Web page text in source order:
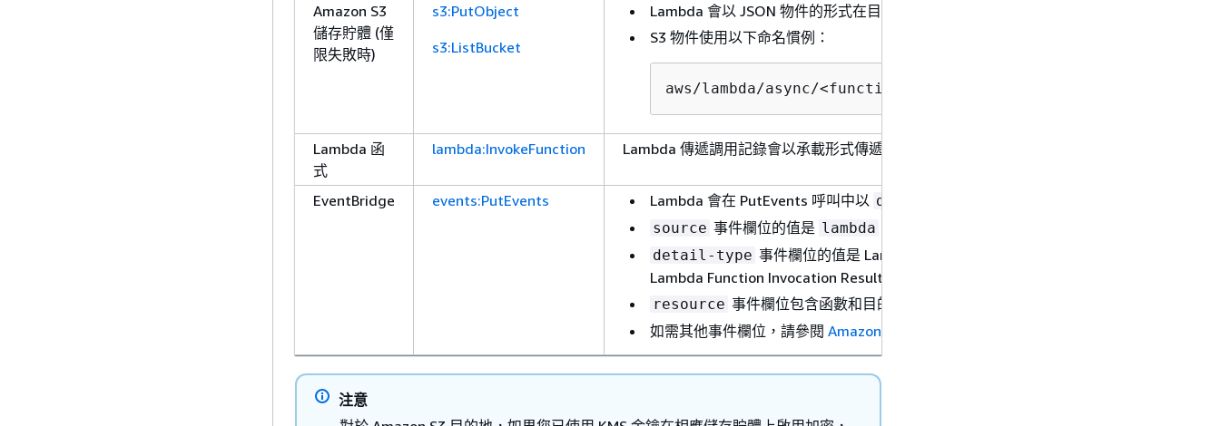
Amazon S3
儲存貯體 (僅
限失敗時)
s3:PutObject
s3:ListBucket
Lambda 會以 JSON 物件的形式在目的地儲存貯體中儲存調用記錄。
S3 物件使用以下命名慣例：
aws/lambda/async/<function-name>/YYYY/MM/DD/YYYY-MM-
Lambda 函
式
lambda:InvokeFunction Lambda 傳遞調用記錄會以承載形式傳遞給函數。
EventBridge events:PutEvents Lambda 會在 PutEvents 呼叫中以 detail
source 事件欄位的值是 lambda
detail-type 事件欄位的值是 Lambda Function Invocation Result - Success
Lambda Function Invocation Result - Failure (Lambda 函數調用結果 - 失敗)。
resource 事件欄位包含函數和目的地 Amazon Resource Names (ARN)。
如需其他事件欄位，請參閱 Amazon EventBridge 事件
注意